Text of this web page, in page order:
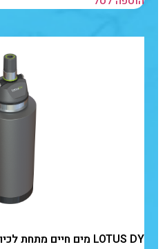
LOTUS DY מים חיים מתחת לכיור